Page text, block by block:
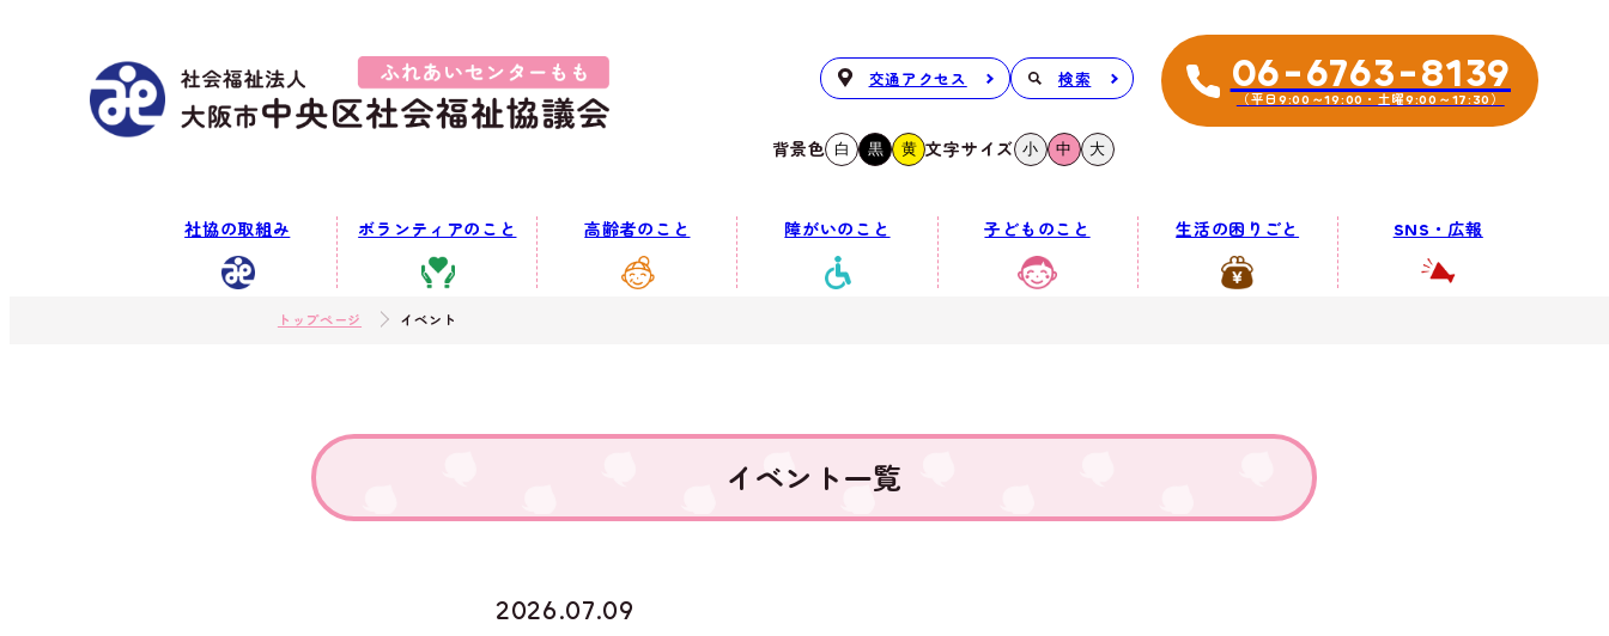
交通アクセス 検索
背景色 白 黒 黄 文字サイズ 小 中 大
06-6763-8139
（平日9:00～19:00・土曜9:00～17:30）
社協の取組み ボランティアのこと 高齢者のこと 障がいのこと 子どものこと 生活の困りごと SNS・広報
トップページ イベント
イベント一覧
2026.07.09